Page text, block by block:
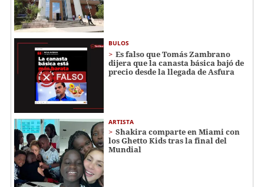
BULOS
Es falso que Tomás Zambrano
dijera que la canasta básica bajó de
precio desde la llegada de Asfura
ARTISTA
Shakira comparte en Miami con
los Ghetto Kids tras la final del
Mundial